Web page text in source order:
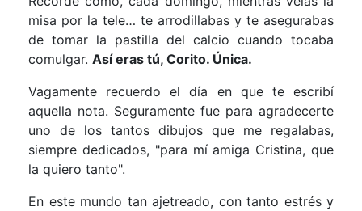
misa por la tele… te arrodillabas y te asegurabas
de tomar la pastilla del calcio cuando tocaba
comulgar. Así eras tú, Corito. Única.
Vagamente recuerdo el día en que te escribí
aquella nota. Seguramente fue para agradecerte
uno de los tantos dibujos que me regalabas,
siempre dedicados, "para mí amiga Cristina, que
la quiero tanto".
En este mundo tan ajetreado, con tanto estrés y